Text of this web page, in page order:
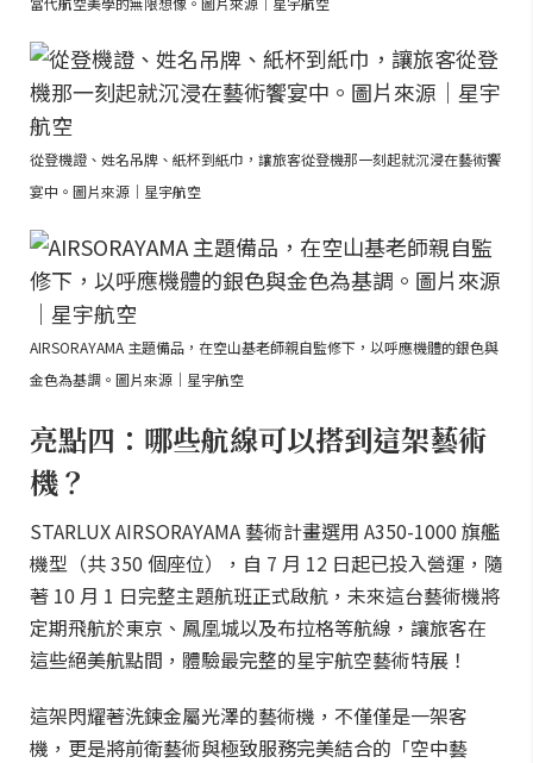
從登機證、姓名吊牌、紙杯到紙巾，讓旅客從登機那一刻起就沉浸在藝術饗
宴中。圖片來源｜星宇航空
AIRSORAYAMA 主題備品，在空山基老師親自監修下，以呼應機體的銀色與
金色為基調。圖片來源｜星宇航空
亮點四：哪些航線可以搭到這架藝術
機？
STARLUX AIRSORAYAMA 藝術計畫選用 A350-1000 旗艦
機型（共 350 個座位），自 7 月 12 日起已投入營運，隨
著 10 月 1 日完整主題航班正式啟航，未來這台藝術機將
定期飛航於東京、鳳凰城以及布拉格等航線，讓旅客在
這些絕美航點間，體驗最完整的星宇航空藝術特展！
這架閃耀著洗鍊金屬光澤的藝術機，不僅僅是一架客
機，更是將前衛藝術與極致服務完美結合的「空中藝